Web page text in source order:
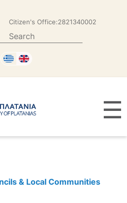
Citizen's Office:2821340002
☰
& Local Communities